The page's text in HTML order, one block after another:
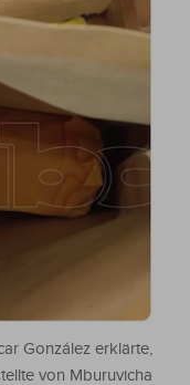
González erklärte,
von Mburuvicha